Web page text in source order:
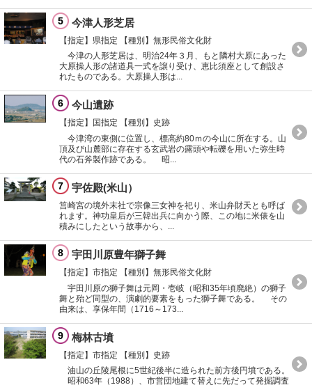
5 今津人形芝居
【指定】県指定
【種別】無形民俗文化財
今津の人形芝居は、明治24年３月、もと隣村大原にあった
大原操人形の諸道具一式を譲り受け、恵比須座として創設さ
れたものである。大原操人形は...
6 今山遺跡
【指定】国指定
【種別】史跡
今津湾の東側に位置し、標高約80ｍの今山に所在する。山
頂及び山麓部に存在する玄武岩の露頭や転礫を用いた弥生時
代の石斧製作跡である。 昭...
7 宇佐殿(米山）
筥崎宮の境外末社で宗像三女神を祀り、米山弁財天とも呼ば
れます。神功皇后が三韓出兵に向かう際、この地に米俵を山
積みにしたという故事から、...
8 宇田川原豊年獅子舞
【指定】市指定
【種別】無形民俗文化財
宇田川原の獅子舞は元岡・壱岐（昭和35年頃廃絶）の獅子
舞と殆ど同型の、演劇的要素をもった獅子舞である。 その
由来は、享保年間（1716～173...
9 梅林古墳
【指定】市指定
【種別】史跡
油山の丘陵尾根に5世紀後半に造られた前方後円墳である。
昭和63年（1988）、市営団地建て替えに先だって発掘調査